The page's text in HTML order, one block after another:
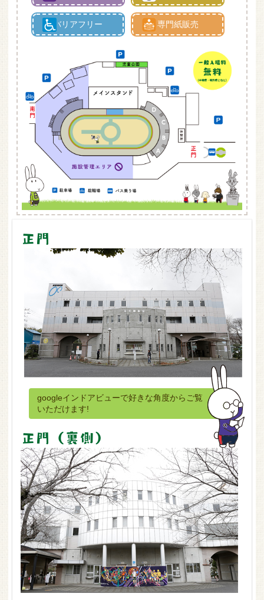
バリアフリー 専門紙販売
正門
googleインドアビューで好きな角度からご覧
いただけます!
正門（裏側）